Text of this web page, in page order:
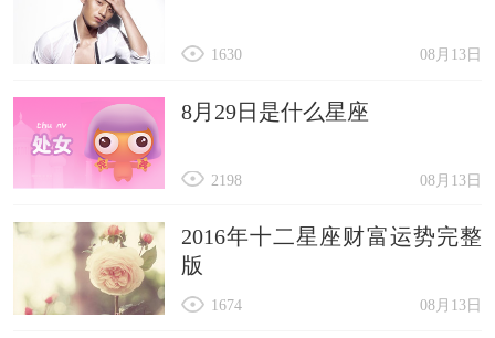
08月13日
1630
8月29日是什么星座
08月13日
2198
2016年十二星座财富运势完整
版
08月13日
1674